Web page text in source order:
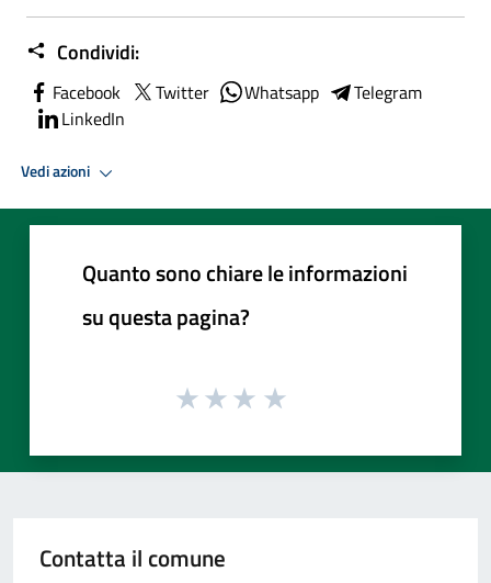
Condividi:
Facebook Twitter Whatsapp
Telegram
LinkedIn
Vedi azioni
Quanto sono chiare le informazioni
su questa pagina?
Contatta il comune